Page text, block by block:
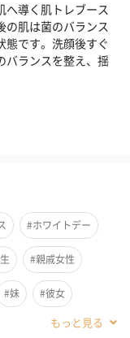
へ導く肌トレブース
の肌は菌のバランス
態です。洗顔後すぐ
バランスを整え、揺
導く肌トレブース
が乱れており、肌
のまっさらな肌に
らぎにくい強い肌
#ホワイトデー
#親戚女性
#妹 #彼女
#女性